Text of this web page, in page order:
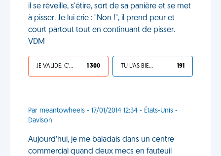
il se réveille, s'étire, sort de sa panière et se met
à pisser. Je lui crie : "Non !", il prend peur et
court partout tout en continuant de pisser.
VDM
JE VALIDE, C'EST UNE VDM 1 300 TU L'AS BIEN MÉRITÉ 191
Par meantowheels - 17/01/2014 12:34 - États-Unis -
Davison
Aujourd’hui, je me baladais dans un centre
commercial quand deux mecs en fauteuil